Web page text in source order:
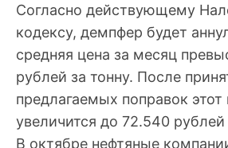
Согласно действующему
кодексу, демпфер будет
средняя цена за месяц
рублей за тонну. После
предлагаемых поправок этот
увеличится до 72.540 рублей
В октябре нефтяные